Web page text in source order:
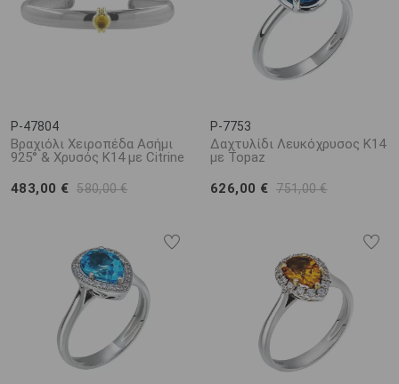
P-47804
Βραχιόλι Χειροπέδα Ασήμι
925° & Χρυσός Κ14 με Citrine
483,00 € 580,00 €
P-7753
Δαχτυλίδι Λευκόχρυσος Κ14
με Topaz
626,00 € 751,00 €